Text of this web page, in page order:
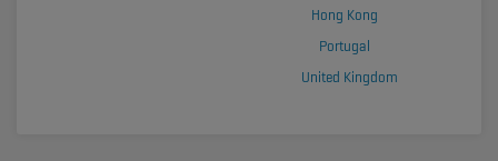
Hong Kong
Portugal
United Kingdom